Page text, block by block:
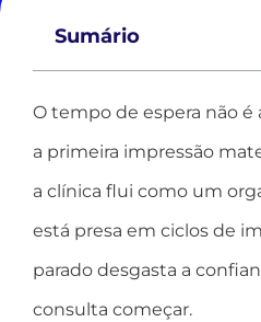
Sumário
O tempo de espera não
a primeira impressão
a clínica flui como um
está presa em ciclos de
parado desgasta a
consulta começar.